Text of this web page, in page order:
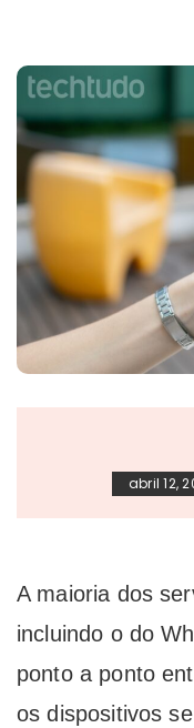
abril 12,
A maioria dos
incluindo o do
ponto a ponto
os dispositivos